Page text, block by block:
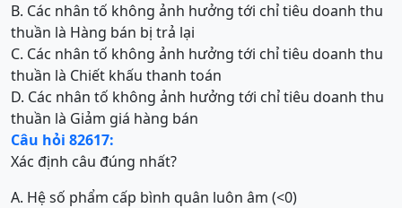
B. Các nhân tố không ảnh hưởng tới chỉ tiêu doanh thu
thuần là Hàng bán bị trả lại
C. Các nhân tố không ảnh hưởng tới chỉ tiêu doanh thu
thuần là Chiết khấu thanh toán
D. Các nhân tố không ảnh hưởng tới chỉ tiêu doanh thu
thuần là Giảm giá hàng bán
Câu hỏi 82617:
Xác định câu đúng nhất?
A. Hệ số phẩm cấp bình quân luôn âm (<0)